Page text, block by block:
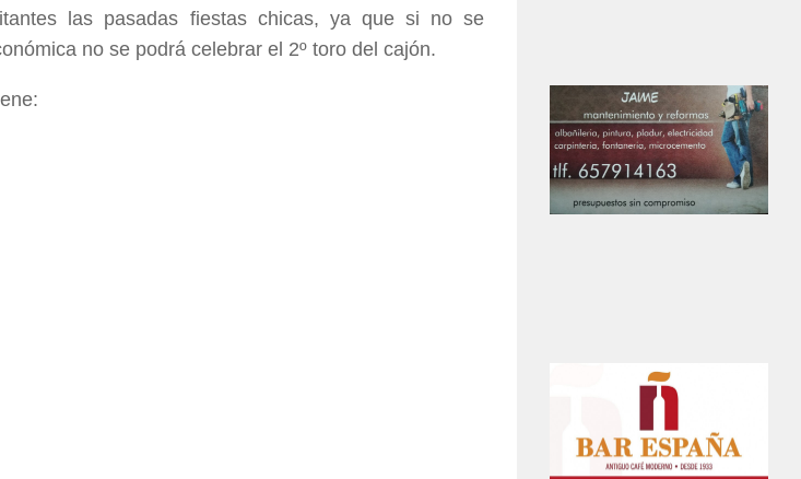
las pasadas fiestas chicas, ya que si no se
no se podrá celebrar el 2º toro del cajón.